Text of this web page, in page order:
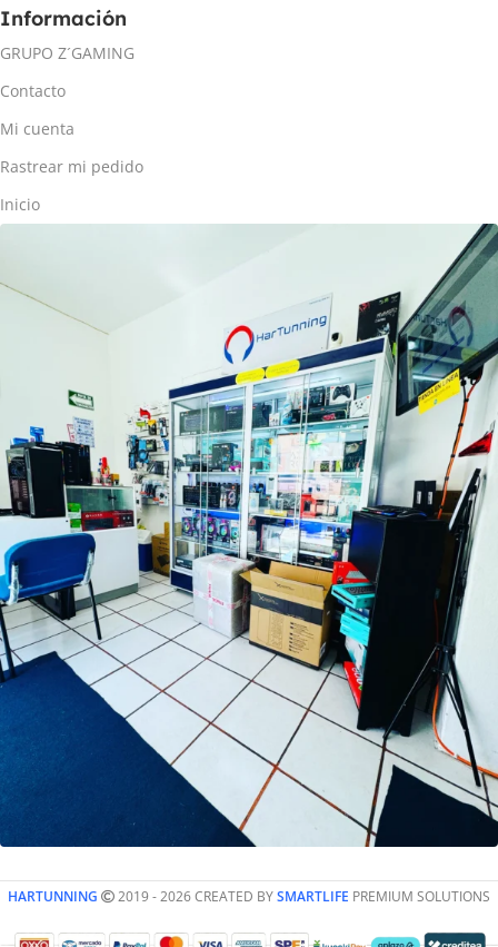
Información
GRUPO Z´GAMING
Contacto
Mi cuenta
Rastrear mi pedido
Inicio
HARTUNNING 2019 - 2026 CREATED BYSMARTLIFE PREMIUM SOLUTIONS